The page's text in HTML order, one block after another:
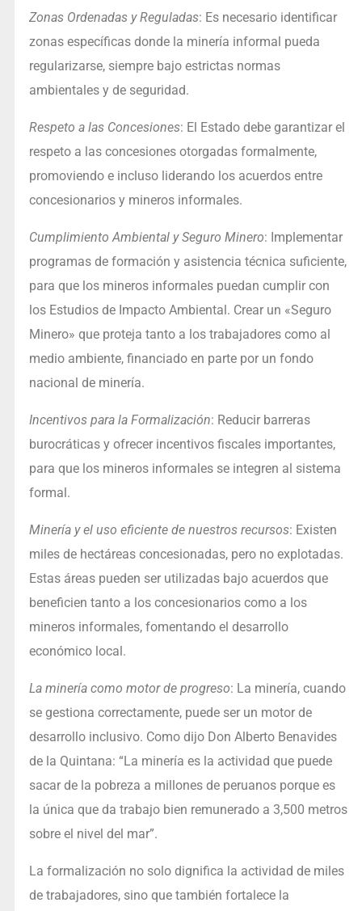
Zonas Ordenadas y Reguladas: Es necesario identificar
zonas específicas donde la minería informal pueda
regularizarse, siempre bajo estrictas normas
ambientales y de seguridad.
Respeto a las Concesiones: El Estado debe garantizar el
respeto a las concesiones otorgadas formalmente,
promoviendo e incluso liderando los acuerdos entre
concesionarios y mineros informales.
Cumplimiento Ambiental y Seguro Minero: Implementar
programas de formación y asistencia técnica suficiente,
para que los mineros informales puedan cumplir con
los Estudios de Impacto Ambiental. Crear un «Seguro
Minero» que proteja tanto a los trabajadores como al
medio ambiente, financiado en parte por un fondo
nacional de minería.
Incentivos para la Formalización: Reducir barreras
burocráticas y ofrecer incentivos fiscales importantes,
para que los mineros informales se integren al sistema
formal.
Minería y el uso eficiente de nuestros recursos: Existen
miles de hectáreas concesionadas, pero no explotadas.
Estas áreas pueden ser utilizadas bajo acuerdos que
beneficien tanto a los concesionarios como a los
mineros informales, fomentando el desarrollo
económico local.
La minería como motor de progreso: La minería, cuando
se gestiona correctamente, puede ser un motor de
desarrollo inclusivo. Como dijo Don Alberto Benavides
de la Quintana: “La minería es la actividad que puede
sacar de la pobreza a millones de peruanos porque es
la única que da trabajo bien remunerado a 3,500 metros
sobre el nivel del mar”.
La formalización no solo dignifica la actividad de miles
de trabajadores, sino que también fortalece la